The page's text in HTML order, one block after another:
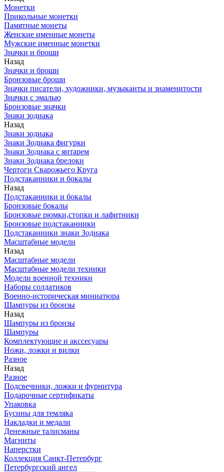
Монетки
Прикольные монетки
Памятные монеты
Женские именные монеты
Мужские именные монетки
Значки и броши
Назад
Значки и броши
Бронзовые броши
Значки писатели, художники, музыканты и знаменитости
Значки с эмалью
Бронзовые значки
Знаки зодиака
Назад
Знаки зодиака
Знаки Зодиака фигурки
Знаки Зодиака с янтарем
Знаки Зодиака брелоки
Чертоги Сварожьего Круга
Подстаканники и бокалы
Назад
Подстаканники и бокалы
Бронзовые бокалы
Бронзовые рюмки,стопки и лафитники
Бронзовые подстаканники
Подстаканники знаки Зодиака
Масштабные модели
Назад
Масштабные модели
Масштабные модели техники
Модели военной техники
Наборы солдатиков
Военно-историческая миниатюра
Шампуры из бронзы
Назад
Шампуры из бронзы
Шампуры
Комплектующие и акссесуары
Ножи, ложки и вилки
Разное
Назад
Разное
Подсвечники, ложки и фурнитура
Подарочные сертификаты
Упаковка
Бусины для темляка
Накладки и медали
Денежные талисманы
Магниты
Наперстки
Коллекция Санкт-Петербург
Петербургский ангел